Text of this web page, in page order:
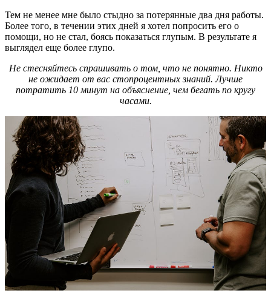
Тем не менее мне было стыдно за потерянные два дня работы.
Более того, в течении этих дней я хотел попросить его о
помощи, но не стал, боясь показаться глупым. В результате я
выглядел еще более глупо.
Не стесняйтесь спрашивать о том, что не понятно. Никто
не ожидает от вас стопроцентных знаний. Лучше
потратить 10 минут на объяснение, чем бегать по кругу
часами.